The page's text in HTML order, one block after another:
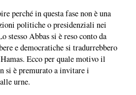
perché in questa fase non è una
politiche o presidenziali nei
stesso Abbas si è reso conto da
e democratiche si tradurrebbero
Ecco per quale motivo il
si è premurato a invitare i
urne.